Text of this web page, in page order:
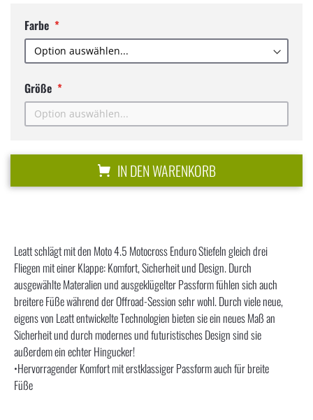
Farbe
Größe
IN DEN WARENKORB
Leatt schlägt mit den Moto 4.5 Motocross Enduro Stiefeln gleich drei
Fliegen mit einer Klappe: Komfort, Sicherheit und Design. Durch
ausgewählte Materalien und ausgeklügelter Passform fühlen sich auch
breitere Füße während der Offroad-Session sehr wohl. Durch viele neue,
eigens von Leatt entwickelte Technologien bieten sie ein neues Maß an
Sicherheit und durch modernes und futuristisches Design sind sie
außerdem ein echter Hingucker!
•Hervorragender Komfort mit erstklassiger Passform auch für breite
Füße